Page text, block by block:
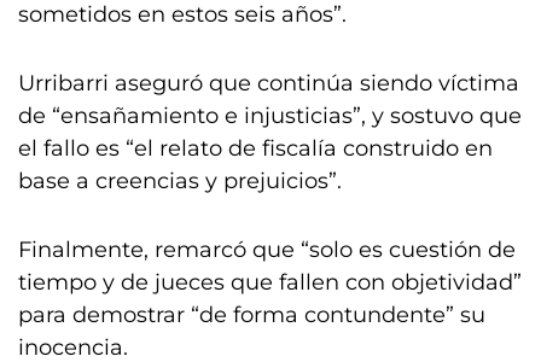
sometidos en estos seis años”.
Urribarri aseguró que continúa siendo víctima
de “ensañamiento e injusticias”, y sostuvo que
el fallo es “el relato de fiscalía construido en
base a creencias y prejuicios”.
Finalmente, remarcó que “solo es cuestión de
tiempo y de jueces que fallen con objetividad”
para demostrar “de forma contundente” su
inocencia.